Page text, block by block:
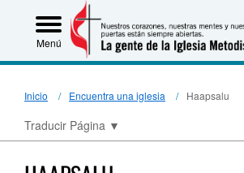
Menú
Inicio Encuentra una iglesia Haapsalu
Traducir Página ▼